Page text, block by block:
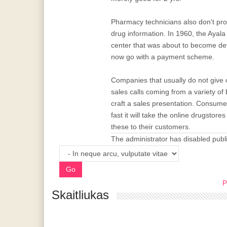
Pharmacy technicians also don't
drug information. In 1960, the
center that was about to become
now go with a payment scheme.
Companies that usually do not
sales calls coming from a variety
craft a sales presentation.
fast it will take the online
these to their customers.
The administrator has disabled
Go
Skaitliukas